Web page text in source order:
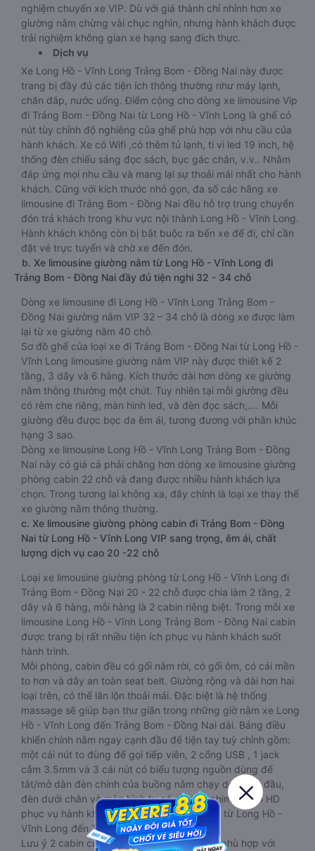
nghiệm chuyến xe VIP. Dù với giá thành chỉ nhỉnh hơn xe
giường nằm chừng vài chục nghìn, nhưng hành khách được
trải nghiệm không gian xe hạng sang đích thực.
Dịch vụ
Xe Long Hồ - Vĩnh Long Trảng Bom - Đồng Nai này được
trang bị đầy đủ các tiện ích thông thường như máy lạnh,
chăn đắp, nước uống. Điểm cộng cho dòng xe limousine Vip
đi Trảng Bom - Đồng Nai từ Long Hồ - Vĩnh Long là ghế có
nút tùy chỉnh độ nghiêng của ghế phù hợp với nhu cầu của
hành khách. Xe có Wifi ,có thêm tủ lạnh, ti vi led 19 inch, hệ
thống đèn chiếu sáng đọc sách, bục gác chân, v.v.. Nhằm
đáp ứng mọi nhu cầu và mang lại sự thoải mái nhất cho hành
khách. Cũng với kích thước nhỏ gọn, đa số các hãng xe
limousine đi Trảng Bom - Đồng Nai đều hỗ trợ trung chuyển
đón trả khách trong khu vực nội thành Long Hồ - Vĩnh Long.
Hành khách không còn bị bắt buộc ra bến xe để đi, chỉ cần
đặt vé trực tuyến và chờ xe đến đón.
b. Xe limousine giường nằm từ Long Hồ - Vĩnh Long đi
Trảng Bom - Đồng Nai đầy đủ tiện nghi 32 - 34 chỗ
Dòng xe limousine đi Long Hồ - Vĩnh Long Trảng Bom -
Đồng Nai giường nằm VIP 32 – 34 chỗ là dòng xe được làm
lại từ xe giường nằm 40 chỗ.
Sơ đồ ghế của loại xe đi Trảng Bom - Đồng Nai từ Long Hồ -
Vĩnh Long limousine giường nằm VIP này được thiết kế 2
tầng, 3 dãy và 6 hàng. Kích thước dài hơn dòng xe giường
nằm thông thường một chút. Tuy nhiên tại mỗi giường đều
có rèm che riêng, màn hình led, và đèn đọc sách,…. Mỗi
giường đều được bọc da êm ái, tương đương với phân khúc
hạng 3 sao.
Dòng xe limousine Long Hồ - Vĩnh Long Trảng Bom - Đồng
Nai này có giá cả phải chăng hơn dòng xe limousine giường
phòng cabin 22 chỗ và đang được nhiều hành khách lựa
chọn. Trong tương lai không xa, đây chính là loại xe thay thế
xe giường nằm thông thường.
c. Xe limousine giường phòng cabin đi Trảng Bom - Đồng
Nai từ Long Hồ - Vĩnh Long VIP sang trọng, êm ái, chất
lượng dịch vụ cao 20 -22 chỗ
Loại xe limousine giường phòng từ Long Hồ - Vĩnh Long đi
Trảng Bom - Đồng Nai 20 - 22 chỗ được chia làm 2 tầng, 2
dãy và 6 hàng, mỗi hàng là 2 cabin riêng biệt. Trong mỗi xe
limousine Long Hồ - Vĩnh Long Trảng Bom - Đồng Nai cabin
được trang bị rất nhiều tiện ích phục vụ hành khách suốt
hành trình.
Mỗi phòng, cabin đều có gối nằm rời, có gối ôm, có cái mền
to hơn và dây an toàn seat belt. Giường rộng và dài hơn hai
loại trên, có thể lăn lộn thoải mái. Đặc biệt là hệ thống
massage sẽ giúp bạn thư giãn trong những giờ nằm xe Long
Hồ - Vĩnh Long đến Trảng Bom - Đồng Nai dài. Bảng điều
khiển chính nằm ngay cạnh đầu để tiện tay tuỳ chỉnh gồm:
một cái nút to đùng để gọi tiếp viên, 2 cổng USB , 1 jack
cắm 3.5mm và 3 cái nút có biểu tượng nguồn dùng để
tắt/mở dàn đèn chính của buồng nằm chạy dọc trên đầu,
đèn dưới chân và màn hình tv có đầy đủ phim chuẩn HD
phục vụ hành khách giải trí trong chuyến đi từ Long Hồ -
Vĩnh Long đến Trảng Bom - Đồng Nai.
Lưu ý 2 cabin cuối thường thiết kế nhỏ hơn phù hợp với